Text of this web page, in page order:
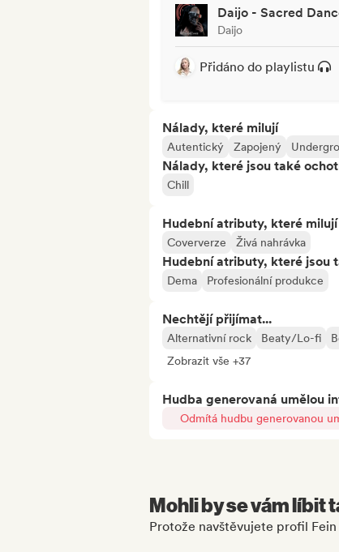
Daijo - Sacred
Daijo
Přidáno do playlistu
Nálady, které milují
Autentický Zapojený
Nálady, které jsou také
Chill
Hudební atributy, které milují
Coververze Živá nahrávka
Hudební atributy, které jsou
Dema Profesionální produkce
Nechtějí přijímat...
Alternativní rock Beaty/Lo-fi
Zobrazit vše +37
Hudba generovaná umělou
Odmítá hudbu generovanou
Mohli by se vám
Protože navštěvujete profil